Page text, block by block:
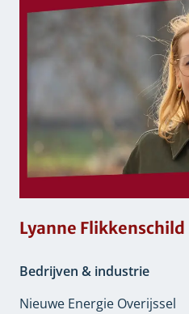
Lyanne Flikkenschild
Bedrijven & industrie
Nieuwe Energie Overijssel